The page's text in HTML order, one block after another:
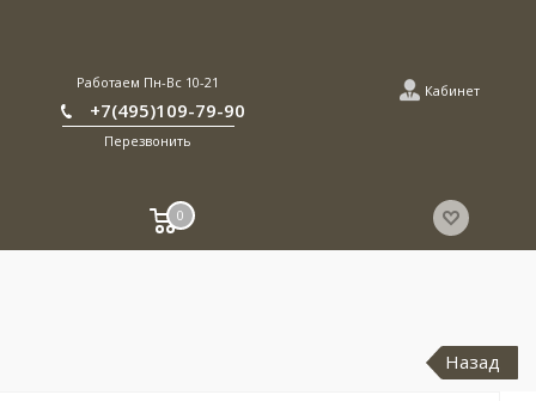
Работаем Пн-Вс 10-21
+7(495)109-79-90
Перезвонить
Кабинет
0
Назад